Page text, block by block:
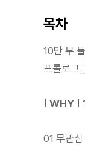
목차
10만 부
프롤로그
| WHY |
01 무관